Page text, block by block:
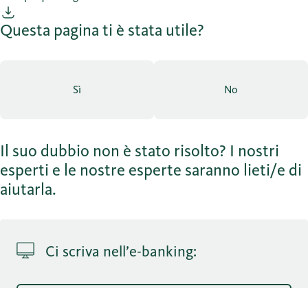
Questa pagina ti è stata utile?
Sì No
Il suo dubbio non è stato risolto? I nostri
esperti e le nostre esperte saranno lieti/e di
aiutarla.
Ci scriva nell’e-banking: